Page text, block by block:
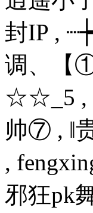
封IP ,
调、【
☆☆_5 ,
帅⑦ , ‖
,
邪狂pk